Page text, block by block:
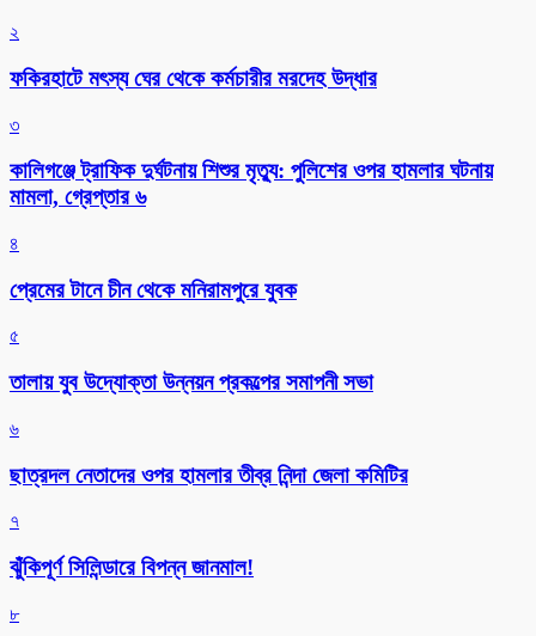
২
ফকিরহাটে মৎস্য ঘের থেকে কর্মচারীর মরদেহ উদ্ধার
৩
কালিগঞ্জে ট্রাফিক দুর্ঘটনায় শিশুর মৃত্যু: পুলিশের ওপর হামলার ঘটনায়
মামলা, গ্রেপ্তার ৬
৪
প্রেমের টানে চীন থেকে মনিরামপুরে যুবক
৫
তালায় যুব উদ্যোক্তা উন্নয়ন প্রকল্পের সমাপনী সভা
৬
ছাত্রদল নেতাদের ওপর হামলার তীব্র নিন্দা জেলা কমিটির
৭
ঝুঁকিপূর্ণ সিলিন্ডারে বিপন্ন জানমাল!
৮